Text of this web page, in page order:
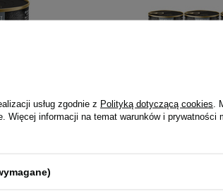
usług zgodnie z Polityką dotyczącą cookies .
Więcej informacji na temat warunków i prywatności